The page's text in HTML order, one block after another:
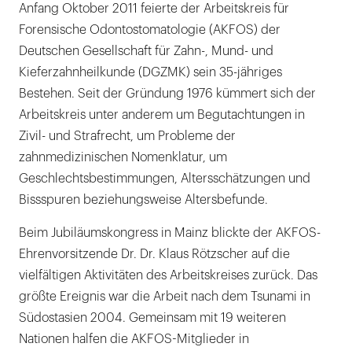
(v.l.n.r.):
Dr.
Klaus
Rötzscher,
Dr.
Dr.
Jean-
Anfang Oktober 2011 feierte der Arbeitskreis für
Forensische Odontostomatologie (AKFOS) der
Deutschen Gesellschaft für Zahn-, Mund- und
Kieferzahnheilkunde (DGZMK) sein 35-jähriges
Bestehen. Seit der Gründung 1976 kümmert sich der
Arbeitskreis unter anderem um Begutachtungen in
Zivil- und Strafrecht, um Probleme der
zahnmedizinischen Nomenklatur, um
Geschlechtsbestimmungen, Altersschätzungen und
Bissspuren beziehungsweise Altersbefunde.
Beim Jubiläumskongress in Mainz blickte der AKFOS-
Ehrenvorsitzende Dr. Dr. Klaus Rötzscher auf die
vielfältigen Aktivitäten des Arbeitskreises zurück. Das
größte Ereignis war die Arbeit nach dem Tsunami in
Südostasien 2004. Gemeinsam mit 19 weiteren
Nationen halfen die AKFOS-Mitglieder in